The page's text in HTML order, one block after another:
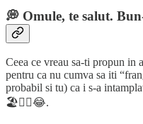
💭 Omule, te salut.
Ceea ce vreau sa-ti propun in
pentru ca nu cumva sa iti
probabil si tu) ca i s-a
🏖️❤️‍🔥😂.